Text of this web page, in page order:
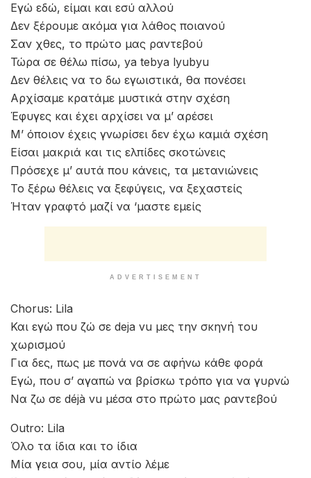
Εγώ εδώ, είμαι και εσύ αλλού
Δεν ξέρουμε ακόμα για λάθος ποιανού
Σαν χθες, το πρώτο μας ραντεβού
Τώρα σε θέλω πίσω, ya tebya lyubyu
Δεν θέλεις να το δω εγωιστικά, θα πονέσει
Αρχίσαμε κρατάμε μυστικά στην σχέση
Έφυγες και έχει αρχίσει να μ’ αρέσει
Μ’ όποιον έχεις γνωρίσει δεν έχω καμιά σχέση
Είσαι μακριά και τις ελπίδες σκοτώνεις
Πρόσεχε μ’ αυτά που κάνεις, τα μετανιώνεις
Το ξέρω θέλεις να ξεφύγεις, να ξεχαστείς
Ήταν γραφτό μαζί να ‘μαστε εμείς
ADVERTISEMENT
Chorus: Lila
Και εγώ που ζώ σε deja vu μες την σκηνή του
χωρισμού
Για δες, πως με πονά να σε αφήνω κάθε φορά
Εγώ, που σ’ αγαπώ να βρίσκω τρόπο για να γυρνώ
Να ζω σε déjà vu μέσα στο πρώτο μας ραντεβού
Outro: Lila
Όλο τα ίδια και το ίδια
Μία γεια σου, μία αντίο λέμε